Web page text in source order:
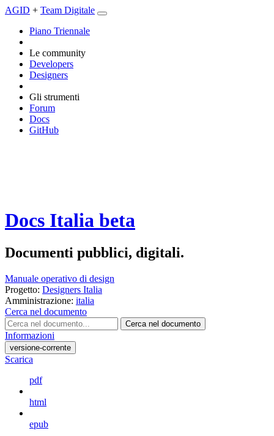
AGID + Team Digitale
Piano Triennale
Le community
Developers
Designers
Gli strumenti
Forum
Docs
GitHub
Docs Italia beta
Documenti pubblici, digitali.
Manuale operativo di design
Progetto: Designers Italia
Amministrazione: italia
Cerca nel documento
Cerca nel documento
Informazioni
versione-corrente
Scarica
pdf
html
epub